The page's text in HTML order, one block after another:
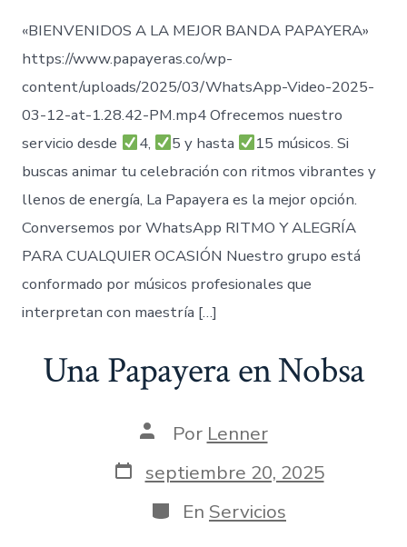
«BIENVENIDOS A LA MEJOR BANDA PAPAYERA»
https://www.papayeras.co/wp-
content/uploads/2025/03/WhatsApp-Video-2025-
03-12-at-1.28.42-PM.mp4 Ofrecemos nuestro
servicio desde
4, 5 y hasta
15 músicos. Si
buscas animar tu celebración con ritmos vibrantes y
llenos de energía, La Papayera es la mejor opción.
Conversemos por WhatsApp RITMO Y ALEGRÍA
PARA CUALQUIER OCASIÓN Nuestro grupo está
conformado por músicos profesionales que
interpretan con maestría […]
Una Papayera en Nobsa
Autor
la
entrada
Por Lenner
Fecha
de
publicación
septiembre 20, 2025
Categorías
En Servicios